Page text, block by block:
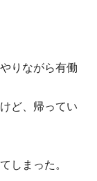
りながら有働
ど、帰ってい
しまった。